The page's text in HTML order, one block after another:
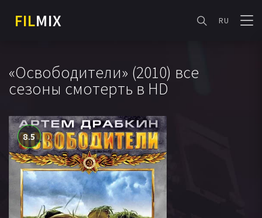
FILMIX RU
«Освободители» (2010) все
сезоны смотерть в HD
8.5